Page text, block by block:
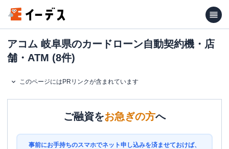
アコム 岐阜県のカードローン自動契約機・店
舗・ATM (8件)
このページにはPRリンクが含まれています
ご融資をお急ぎの方へ
事前にお手持ちのスマホでネット申し込みを済ませておけば、